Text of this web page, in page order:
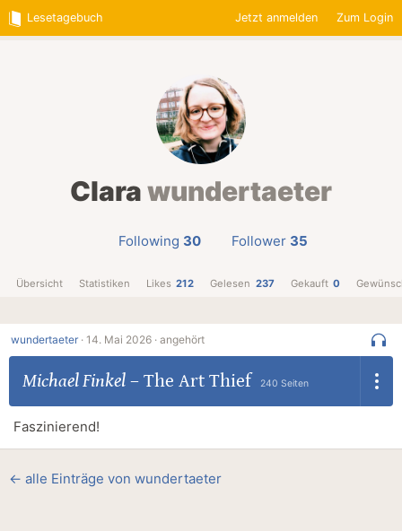
Lesetagebuch Jetzt anmelden Zum Login
Clarawundertaeter
Following 30 Follower 35
Übersicht Statistiken Likes 212 Gelesen 237 Gekauft 0
wundertaeter · 14. Mai 2026 · angehört
Michael Finkel– The Art Thief 240 Seiten
Faszinierend!
← alle Einträge von wundertaeter